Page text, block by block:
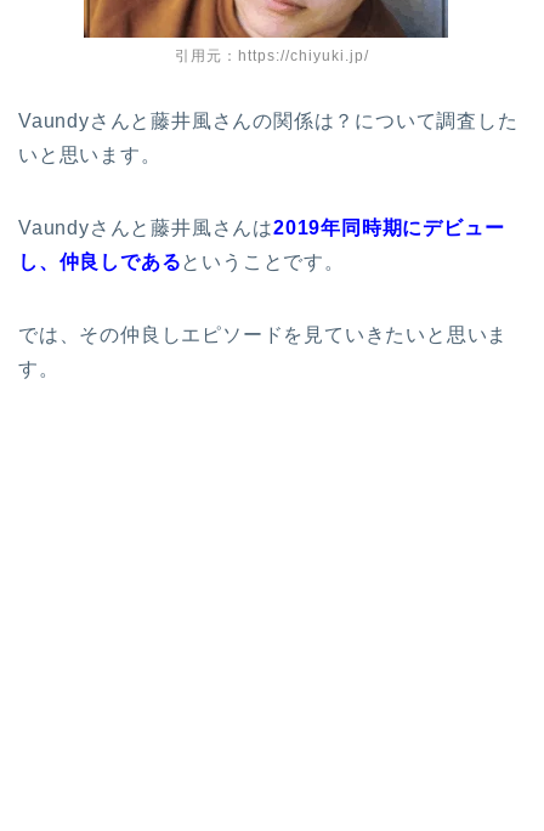
引用元：https://chiyuki.jp/
Vaundyさんと藤井風さんの関係は？について調査した
いと思います。
Vaundyさんと藤井風さんは2019年同時期にデビュー
し、仲良しであるということです。
では、その仲良しエピソードを見ていきたいと思いま
す。